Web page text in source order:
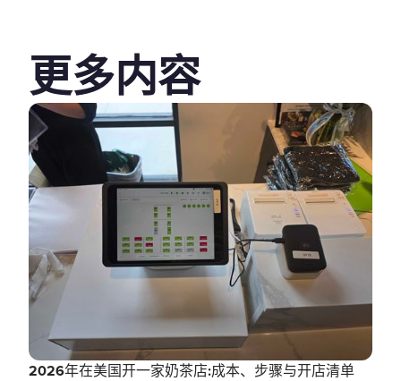
更多内容
2026年在美国开一家奶茶店:成本、步骤与开店清单